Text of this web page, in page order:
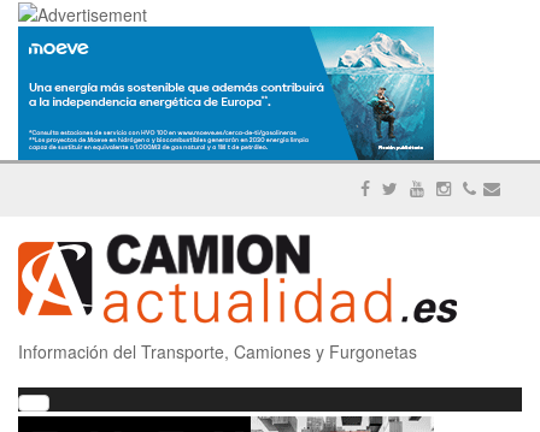
Información del Transporte, Camiones y Furgonetas